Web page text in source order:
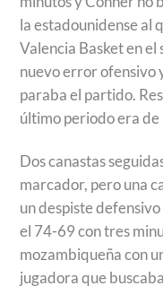
la estadounidense al
Valencia Basket en
nuevo error ofensivo
paraba el partido.
último periodo era
Dos canastas
marcador, pero una
un despiste
el 74-69 con tres
mozambiqueña con
jugadora que